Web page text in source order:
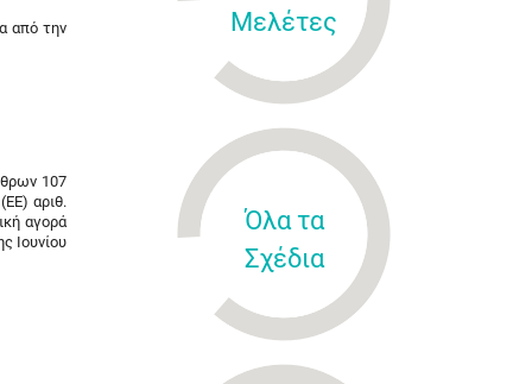
από την
107
αριθ.
αγορά
Ιουνίου
Μελέτες
Όλα τα
Σχέδια